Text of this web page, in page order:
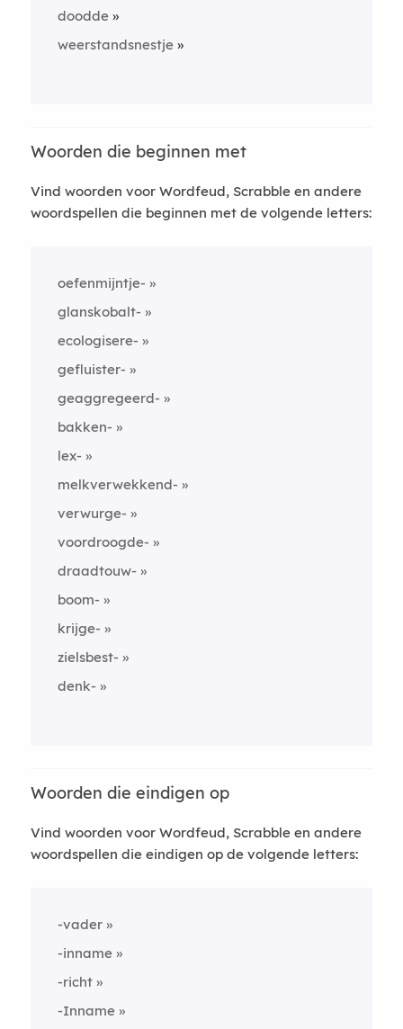
doodde
weerstandsnestje
Woorden die beginnen met
Vind woorden voor Wordfeud, Scrabble en andere
woordspellen die beginnen met de volgende letters:
oefenmijntje-
glanskobalt-
ecologisere-
gefluister-
geaggregeerd-
bakken-
lex-
melkverwekkend-
verwurge-
voordroogde-
draadtouw-
boom-
krijge-
zielsbest-
denk-
Woorden die eindigen op
Vind woorden voor Wordfeud, Scrabble en andere
woordspellen die eindigen op de volgende letters:
-vader
-inname
-richt
-Inname